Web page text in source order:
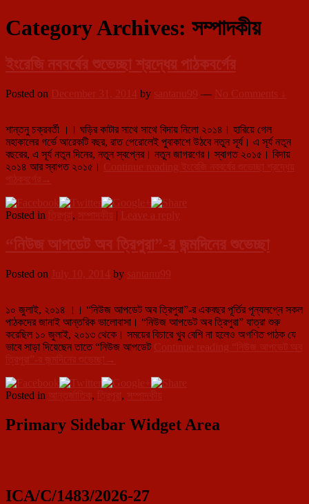
Category Archives: সম্পাদকীয়
ইংরেজি নববর্ষের শুভেচ্ছা শ্রদ্ধেয় পাঠকবর্গের
Posted on December 31, 2014 by santanu99 — No Comments ↓
শান্তনু চক্রবর্তী ।। ঘড়ির কাটার সাথে সাথে বিদায় নিলো ২০১৪। হারিয়ে গেল
মহাকালের গর্ভে আরেকটি বছর, রাত পেরোলেই পুবাকাশে উঠবে নতুন সূর্য। এ সূর্য নতুন
বছরের, এ সূর্য নতুন দিনের, নতুন স্বপ্নের। নতুন জাগরণের। স্বাগত ২০১৫। বিদায়
২০১৪ আর স্বাগত ২০১৫। Continue reading
ইংরেজি নববর্ষের শুভেচ্ছা শ্রদ্ধেয়
পাঠকবর্গের →
Posted in ত্রিপুরা, সম্পাদকীয় | Leave a reply
“নিউজ আপডেট অব ত্রিপুরা”-র জন্মদিনের শুভেচ্ছা
Posted on July 10, 2014 by santanu99
১০ জুলাই, ২০১৪ ।। “নিউজ আপডেট অব ত্রিপুরা”-র একবছর পূর্তির পূন্যলগ্নে সকল
পাঠকদের জানাই আন্তরিক ভালোবাসা। “নিউজ আপডেট অব ত্রিপুরা” যাত্রা শুরু
করেছিল ১০ জুলাই, ২০১৩ থেকে। সময়ের বিচারে খুব বেশি না হলেও অগণিত পাঠক যে
ভাবে সাড়া দিয়েছেন তাতে “নিউজ আপডেট Continue reading “নিউজ আপডেট অব
ত্রিপুরা”-র জন্মদিনের শুভেচ্ছা →
Posted in আন্তর্জাতিক , ত্রিপুরা, সম্পাদকীয়
Primary Sidebar Widget Area
ICA/C/1483/2026-27